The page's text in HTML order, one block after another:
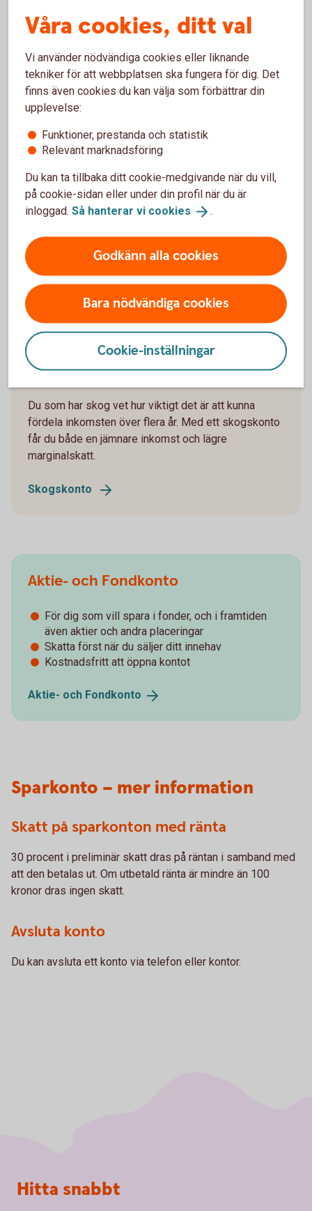
Fasträntekonto
Bind pengarna från tre månader
Fast ränta under bindningstiden
Minsta sparbelopp 5 000kr
Sparkonton för skogsägare
Du som har skog vet hur viktigt det är att kunna
fördela inkomsten över flera år. Med ett skogskonto
får du både en jämnare inkomst och lägre
marginalskatt.
Skogskonto
Aktie- och Fondkonto
För dig som vill spara i fonder, och i framtiden
även aktier och andra placeringar
Skatta först när du säljer ditt innehav
Kostnadsfritt att öppna kontot
Aktie- och Fondkonto
Sparkonto – mer information
Skatt på sparkonton med ränta
30 procent i preliminär skatt dras på räntan i samband med
att den betalas ut. Om utbetald ränta är mindre än 100
kronor dras ingen skatt.
Avsluta konto
Du kan avsluta ett konto via telefon eller kontor.
Våra cookies, ditt val
Vi använder nödvändiga cookies eller liknande
tekniker för att webbplatsen ska fungera för dig. Det
finns även cookies du kan välja som förbättrar din
upplevelse:
Funktioner, prestanda och statistik
Relevant marknadsföring
Du kan ta tillbaka ditt cookie-medgivande när du vill,
på cookie-sidan eller under din profil när du är
inloggad. Så hanterar vi cookies .
Godkänn alla cookies
Bara nödvändiga cookies
Cookie-inställningar
Sidfot
Hitta snabbt